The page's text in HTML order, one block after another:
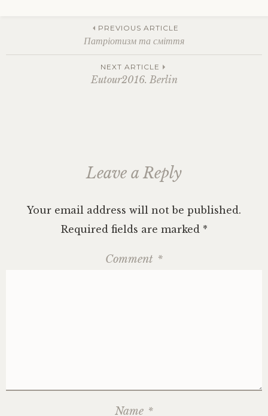
navigation
PREVIOUS ARTICLE
Патріотизм та сміття
NEXT ARTICLE
Eutour2016. Berlin
Leave a Reply
Your email address will not be published.
Required fields are marked *
Comment *
Name *